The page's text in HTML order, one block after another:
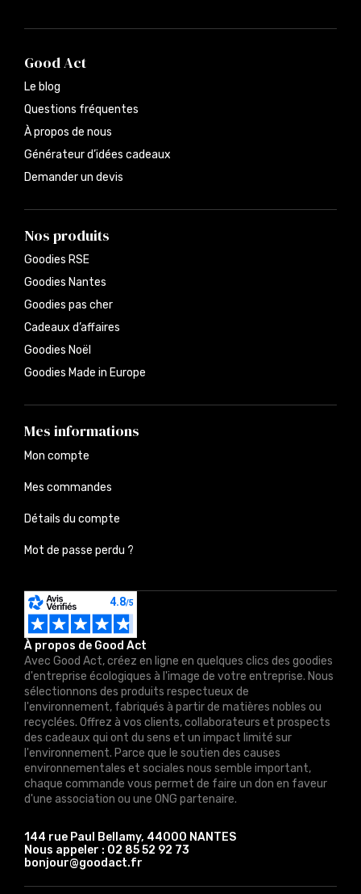
À propos de Good Act
Avec Good Act, créez en ligne en quelques clics des goodies
d'entreprise écologiques à l'image de votre entreprise. Nous
sélectionnons des produits respectueux de
l'environnement, fabriqués à partir de matières nobles ou
recyclées. Offrez à vos clients, collaborateurs et prospects
des cadeaux qui ont du sens et un impact limité sur
l'environnement. Parce que le soutien des causes
environnementales et sociales nous semble important,
chaque commande vous permet de faire un don en faveur
d'une association ou une ONG partenaire.
144 rue Paul Bellamy, 44000 NANTES
Nous appeler : 02 85 52 92 73
bonjour@goodact.fr
Good Act
Le blog
Questions fréquentes
À propos de nous
Générateur d’idées cadeaux
Demander un devis
Nos produits
Goodies RSE
Goodies Nantes
Goodies pas cher
Cadeaux d’affaires
Goodies Noël
Goodies Made in Europe
Mes informations
Mon compte
Mes commandes
Détails du compte
Mot de passe perdu ?